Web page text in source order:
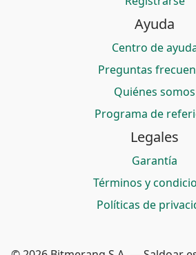
Ayuda
Centro de
Preguntas
Quiénes somos
Programa de
Legales
Garantía
Términos y
Políticas de